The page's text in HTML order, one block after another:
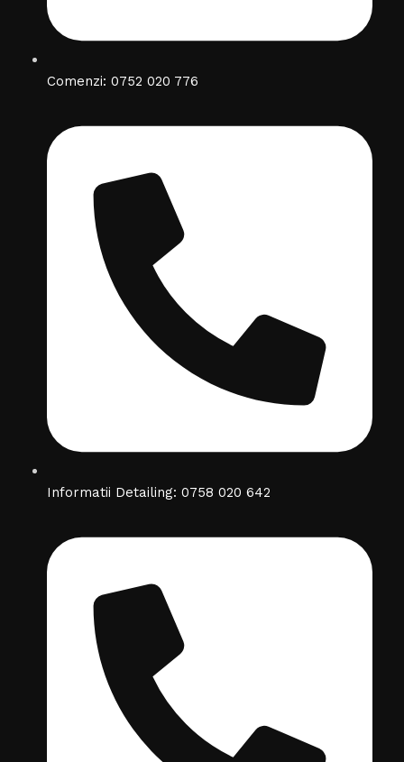
Comenzi: 0752 020 776
Informatii Detailing: 0758 020 642